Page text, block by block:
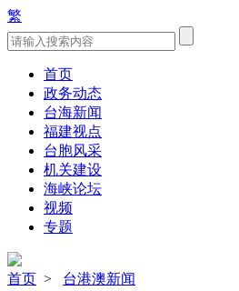
繁
首页
政务动态
台海新闻
福建视点
台胞风采
机关建设
海峡论坛
视频
专题
首页 > 台港澳新闻